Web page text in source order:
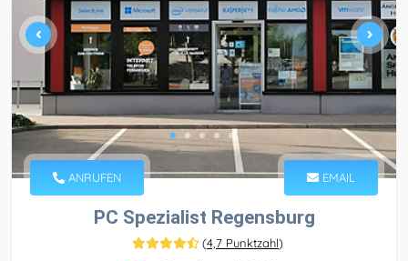
ANRUFEN EMAIL
PC Spezialist Regensburg
(4,7 Punktzahl)